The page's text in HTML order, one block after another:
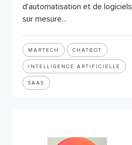
d'automatisation et de logiciels
sur mesure…
MARTECH CHATBOT
INTELLIGENCE ARTIFICIELLE
SAAS